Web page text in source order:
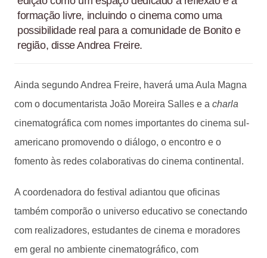
formação livre, incluindo o cinema como uma
possibilidade real para a comunidade de Bonito e
região, disse Andrea Freire.
Ainda segundo Andrea Freire, haverá uma Aula Magna
com o documentarista João Moreira Salles e a charla
cinematográfica com nomes importantes do cinema sul-
americano promovendo o diálogo, o encontro e o
fomento às redes colaborativas do cinema continental.
A coordenadora do festival adiantou que oficinas
também comporão o universo educativo se conectando
com realizadores, estudantes de cinema e moradores
em geral no ambiente cinematográfico, com